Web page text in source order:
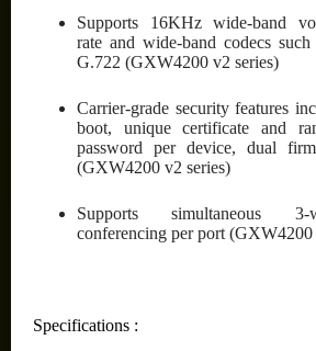
Supports 16KHz wide-band
rate and wide-band codecs
G.722 (GXW4200 v2 series)
Carrier-grade security features
boot, unique certificate and
password per device, dual
(GXW4200 v2 series)
Supports simultaneous
conferencing per port (GXW4200
Specifications :